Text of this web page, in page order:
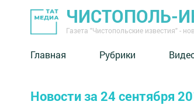
ЧИСТОПОЛЬ-
Газета "Чистопольские известия" -
Главная Рубрики
Новости за 24 сентября